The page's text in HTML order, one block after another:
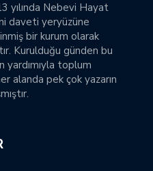
yılında Nebevi Hayat
daveti yeryüzüne
bir kurum olarak
Kurulduğu günden bu
yardımıyla toplum
alanda pek çok yazarın